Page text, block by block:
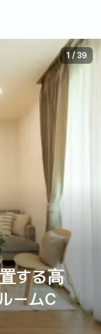
する高
ームC
1 / 39